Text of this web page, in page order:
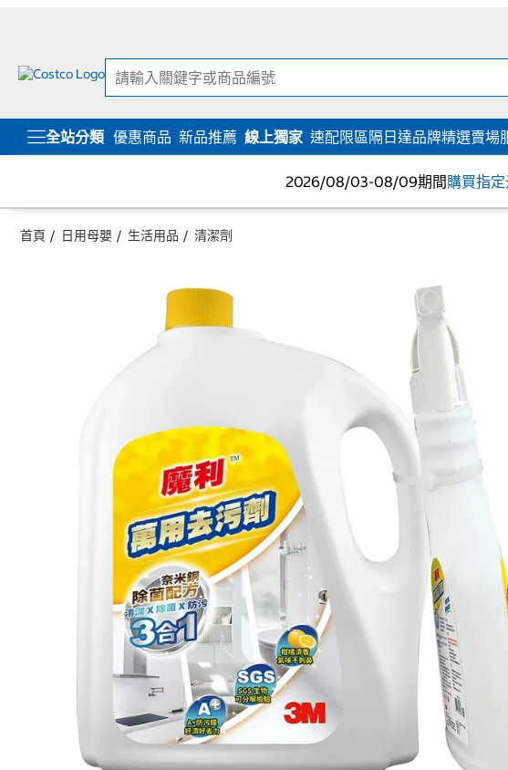
全站分類 優惠商品 新品推薦 線上獨家 速配限區隔日達品牌精選賣場
2026/08/03-08/09期間購買指
首頁 日用母嬰 生活用品 清潔劑